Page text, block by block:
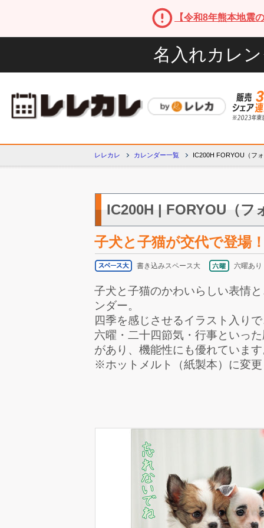
【令和8年熊本地震
名入れカレ
レレカレ カレンダー一覧 IC200H FORYOU（フ
IC200H | FORYOU（フ
子犬と子猫が交代で登場
書き込みスペース大 六曜あり
子犬と子猫のかわいらしい表情
ンダー。
四季を感じさせるイラスト入り
六曜・二十四節気・行事といっ
があり、機能性にも優れていま
※ホットメルト（紙製本）に変